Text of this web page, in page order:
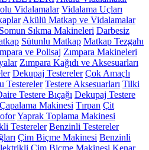
Vidalamalar Vidalama Uçları
Akülü Matkap ve Vidalamalar
Somun Sıkma Makineleri Darbesiz
Sütunlu Matkap Matkap Tezgahı
ve Polisaj Zımpara Makineleri
Zımpara Kağıdı ve Aksesuarları
Dekupaj Testereler Çok Amaçlı
Testereler Testere Aksesuarları Tilki
Testere Bıçağı Dekupaj Testere
Çapalama Makinesi Tırpan Çit
Yaprak Toplama Makinesi
Testereler Benzinli Testereler
Çim Biçme Makinesi Benzinli
Çim Biçme Makinesi Kenar